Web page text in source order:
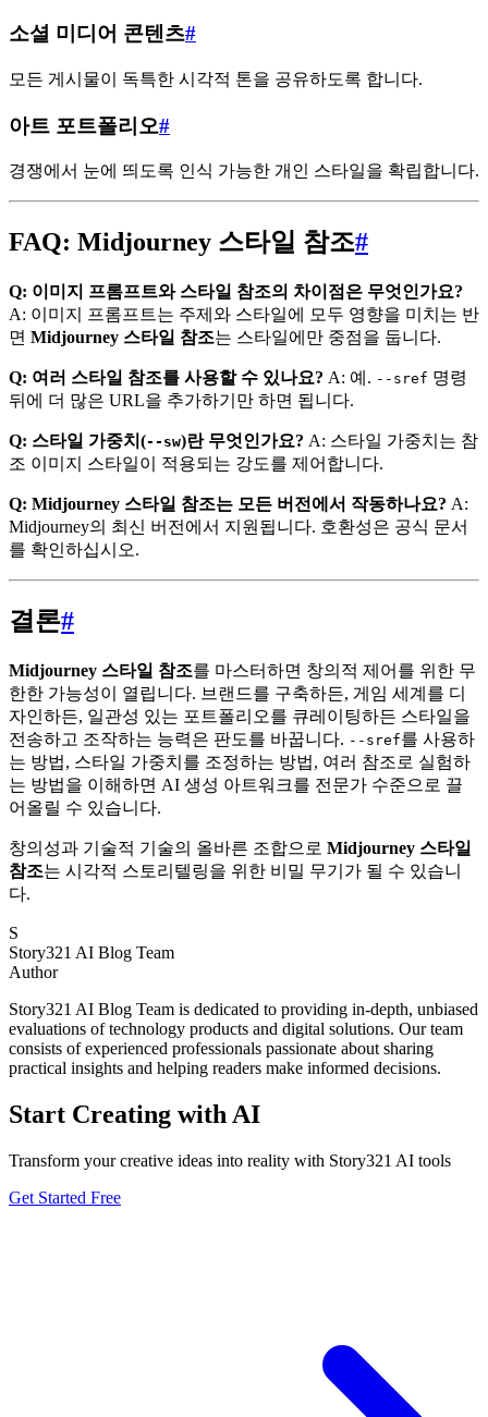
소셜 미디어 콘텐츠#
모든 게시물이 독특한 시각적 톤을 공유하도록 합니다.
아트 포트폴리오#
경쟁에서 눈에 띄도록 인식 가능한 개인 스타일을 확립합니다.
FAQ: Midjourney 스타일 참조#
Q: 이미지 프롬프트와 스타일 참조의 차이점은 무엇인가요?
A: 이미지 프롬프트는 주제와 스타일에 모두 영향을 미치는 반
면 Midjourney 스타일 참조는 스타일에만 중점을 둡니다.
Q: 여러 스타일 참조를 사용할 수 있나요? A: 예. --sref 명령
뒤에 더 많은 URL을 추가하기만 하면 됩니다.
Q: 스타일 가중치(--sw)란 무엇인가요? A: 스타일 가중치는 참
조 이미지 스타일이 적용되는 강도를 제어합니다.
Q: Midjourney 스타일 참조는 모든 버전에서 작동하나요? A:
Midjourney의 최신 버전에서 지원됩니다. 호환성은 공식 문서
를 확인하십시오.
결론#
Midjourney 스타일 참조를 마스터하면 창의적 제어를 위한 무
한한 가능성이 열립니다. 브랜드를 구축하든, 게임 세계를 디
자인하든, 일관성 있는 포트폴리오를 큐레이팅하든 스타일을
전송하고 조작하는 능력은 판도를 바꿉니다. --sref를 사용하
는 방법, 스타일 가중치를 조정하는 방법, 여러 참조로 실험하
는 방법을 이해하면 AI 생성 아트워크를 전문가 수준으로 끌
어올릴 수 있습니다.
창의성과 기술적 기술의 올바른 조합으로 Midjourney 스타일
참조는 시각적 스토리텔링을 위한 비밀 무기가 될 수 있습니
다.
S
Story321 AI Blog Team
Author
Story321 AI Blog Team is dedicated to providing in-depth, unbiased
evaluations of technology products and digital solutions. Our team
consists of experienced professionals passionate about sharing
practical insights and helping readers make informed decisions.
Start Creating with AI
Transform your creative ideas into reality with Story321 AI tools
Get Started Free